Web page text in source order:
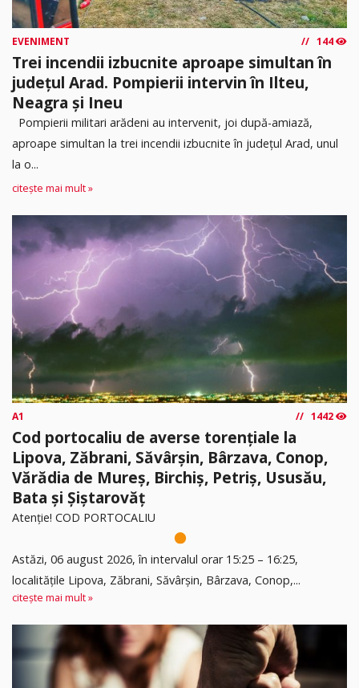
EVENIMENT 144
Trei incendii izbucnite aproape simultan în
județul Arad. Pompierii intervin în Ilteu,
Neagra și Ineu
Pompierii militari arădeni au intervenit, joi după-amiază,
aproape simultan la trei incendii izbucnite în județul Arad, unul
la o...
citește mai mult »
A1 1442
Cod portocaliu de averse torențiale la
Lipova, Zăbrani, Săvârșin, Bârzava, Conop,
Vărădia de Mureș, Birchiș, Petriș, Ususău,
Bata și Șiștarovăț
Atenție! COD PORTOCALIU
Astăzi, 06 august 2026, în intervalul orar 15:25 – 16:25,
localitățile Lipova, Zăbrani, Săvârșin, Bârzava, Conop,...
citește mai mult »